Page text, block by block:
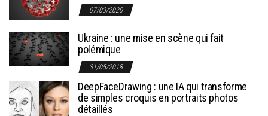
07/03/2020
Ukraine : une mise en scène qui fait
polémique
31/05/2018
DeepFaceDrawing : une IA qui transforme
de simples croquis en portraits photos
détaillés